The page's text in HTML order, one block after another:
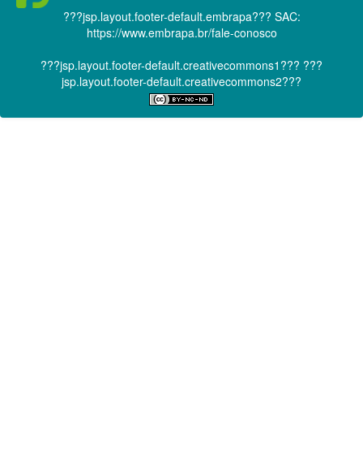
???jsp.layout.footer-default.embrapa??? SAC:
https://www.embrapa.br/fale-conosco
???jsp.layout.footer-default.creativecommons1??? ???
jsp.layout.footer-default.creativecommons2???